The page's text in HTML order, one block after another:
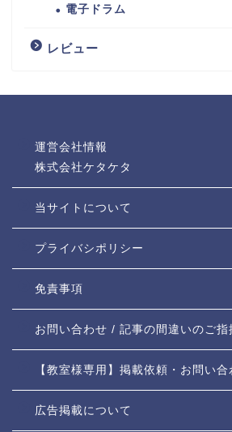
電子ドラム
レビュー
運営会社情報
株式会社ケタケタ
当サイトについて
プライバシポリシー
免責事項
お問い合わせ / 記事の間違いのご指
【教室様専用】掲載依頼・お問い
広告掲載について